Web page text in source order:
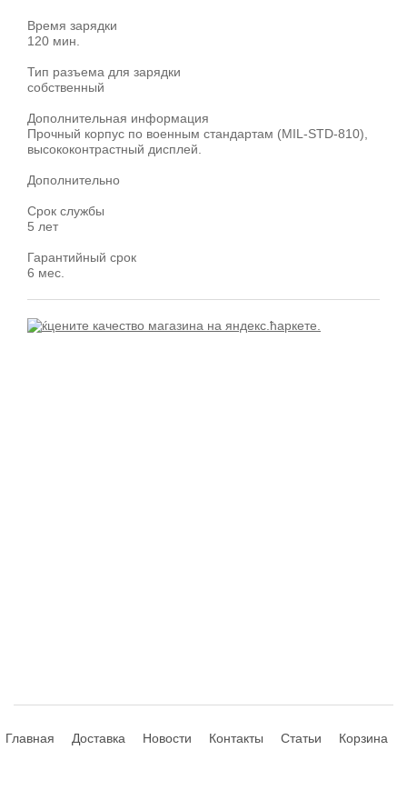
Время зарядки
120 мин.
Тип разъема для зарядки
собственный
Дополнительная информация
Прочный корпус по военным стандартам (MIL-STD-810),
высококонтрастный дисплей.
Дополнительно
Срок службы
5 лет
Гарантийный срок
6 мес.
Главная Доставка Новости Контакты Статьи Корзина